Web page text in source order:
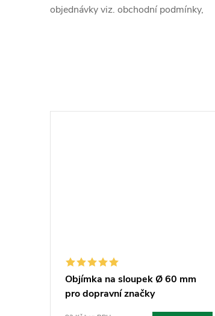
objednávky viz. obchodní podmínky,
Objímka na sloupek Ø 60 mm
pro dopravní značky